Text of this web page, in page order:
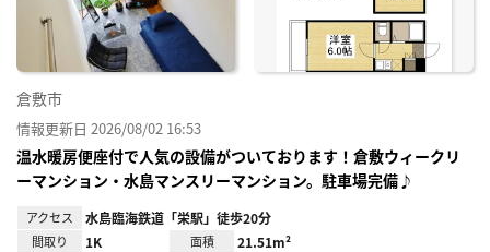
倉敷市
情報更新日 2026/08/02 16:53
温水暖房便座付で人気の設備がついております！倉敷ウィークリ
ーマンション・水島マンスリーマンション。駐車場完備♪
アクセス 水島臨海鉄道「栄駅」徒歩20分
間取り 1K 面積 21.51m²